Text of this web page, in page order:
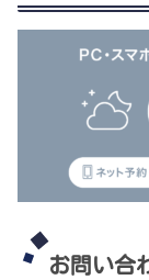
お問い合